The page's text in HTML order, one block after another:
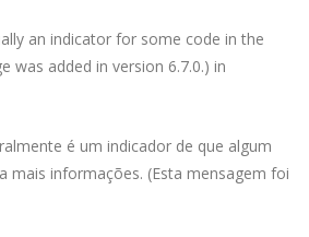
an indicator for some code in the
was added in version 6.7.0.) in
é um indicador de que algum
mais informações. (Esta mensagem foi